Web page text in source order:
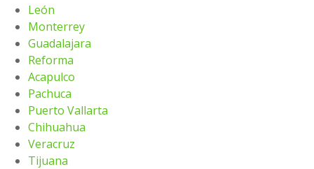
León
Monterrey
Guadalajara
Reforma
Acapulco
Pachuca
Puerto Vallarta
Chihuahua
Veracruz
Tijuana